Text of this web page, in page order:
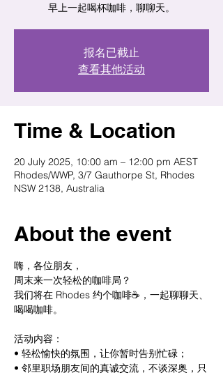
早上一起喝杯咖啡，聊聊天。
报名已截止
查看其他活动
Time & Location
20 July 2025, 10:00 am – 12:00 pm AEST
Rhodes/WWP, 3/7 Gauthorpe St, Rhodes
NSW 2138, Australia
About the event
嗨，各位朋友，
周末来一次轻松的咖啡局？
我们将在 Rhodes 约个咖啡☕️，一起聊聊天、
喝喝咖啡。
活动内容：
• 轻松愉快的氛围，让你暂时告别忙碌；
• 邻里职场朋友间的真诚交流，不谈深奥，只